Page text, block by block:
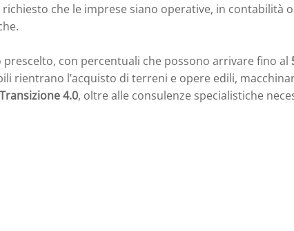
che le imprese siano operative, in contabilità
con percentuali che possono arrivare fino al
rientrano l’acquisto di terreni e opere edili,
Transizione 4.0, oltre alle consulenze specialistiche